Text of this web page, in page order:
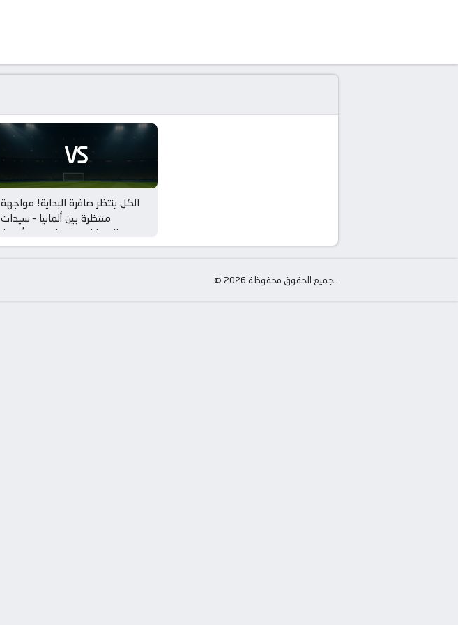
VS
الكل ينتظر صافرة البداية! مواجهة
منتظرة بين ألمانيا – سيدات
والدنمارك – سيدات في أوروبا,
بطولة أوروبا للسيدات
© جميع الحقوق محفوظة 2026 .